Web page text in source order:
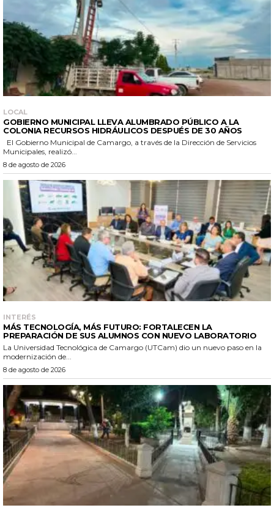
LOCAL
GOBIERNO MUNICIPAL LLEVA ALUMBRADO PÚBLICO A LA
COLONIA RECURSOS HIDRÁULICOS DESPUÉS DE 30 AÑOS
Municipales, realizó...
8 de agosto de 2026
INTERÉS
MÁS TECNOLOGÍA, MÁS FUTURO: FORTALECEN LA
PREPARACIÓN DE SUS ALUMNOS CON NUEVO LABORATORIO
La Universidad Tecnológica de Camargo (UTCam) dio un nuevo paso en la
modernización de...
8 de agosto de 2026